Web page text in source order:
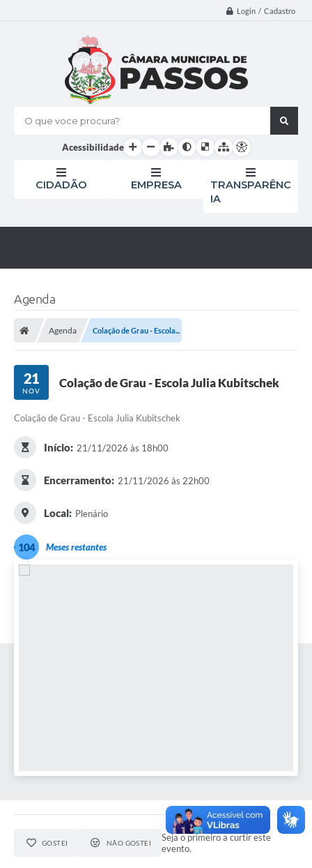
Login / Cadastro
O que voce procura?
Acessibilidade
CIDADÃO EMPRESA
TRANSPARÊNC
IA
Agenda
Agenda Colação de Grau - Escola...
21
NOV
Colação de Grau - Escola Julia Kubitschek
Colação de Grau - Escola Julia Kubitschek
Início: 21/11/2026 às 18h00
Encerramento: 21/11/2026 às 22h00
Local: Plenário
104 Meses restantes
GOSTEI NÃO GOSTEI
Seja o primeiro a curtir este
evento.